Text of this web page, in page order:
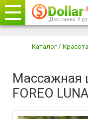
+375 29882-
Доставка 9
Каталог /
Массажная
FOREO